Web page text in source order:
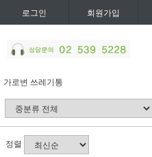
로그인 회원가입
가로변 쓰레기통
정렬